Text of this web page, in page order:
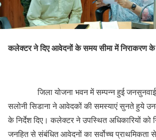
कलेक्टर ने दिए आवेदनों के समय सीमा में निराकरण के
जिला योजना भवन में सम्पन्न हुई जनसुनवाई
सलोनी सिडाना ने आवेदकों की समस्याएं सुनते हुये
के निर्देश दिए। कलेक्टर ने उपस्थित अधिकारियों को
जनहित से संबंधित आवेदनों का सर्वोच्च प्राथमिकता